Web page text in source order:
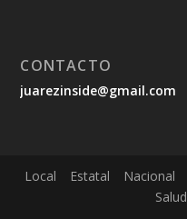
CONTACTO
juarezinside@gmail.com
Local Estatal Nacional
Salud